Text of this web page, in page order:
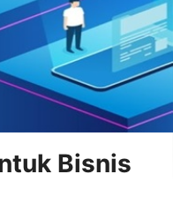
Bisnis